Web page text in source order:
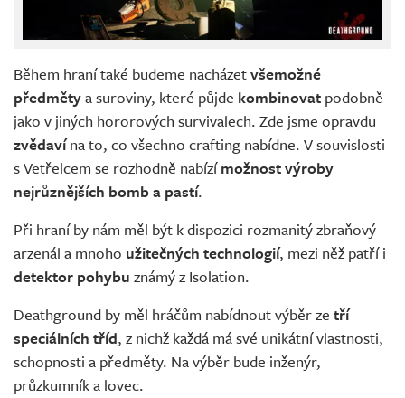
Během hraní také budeme nacházetvšemožné
předmětya suroviny, které půjde kombinovat podobně
jako v jiných hororových survivalech. Zde jsme opravdu
zvědavína to, co všechno crafting nabídne. V souvislosti
s Vetřelcem se rozhodně nabízímožnost výroby
nejrůznějších bomb a pastí.
Při hraní by nám měl být k dispozici rozmanitý zbraňový
arzenál a mnoho užitečných technologií, mezi něž patří i
detektor pohybu známý z Isolation.
Deathground by měl hráčům nabídnout výběr ze tří
speciálních tříd, z nichž každá má své unikátní vlastnosti,
schopnosti a předměty. Na výběr bude inženýr,
průzkumník a lovec.